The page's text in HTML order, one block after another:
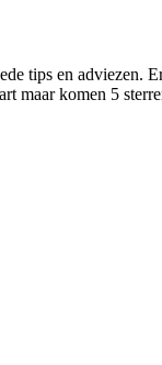
tips en adviezen.
maar komen 5